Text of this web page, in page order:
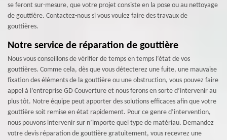
se feront sur-mesure, que votre projet consiste en la pose ou au nettoyage
de gouttière. Contactez-nous si vous voulez faire des travaux de
gouttières.
Notre service de réparation de gouttière
Nous vous conseillons de vérifier de temps en temps l’état de vos
gouttières. Comme cela, dès que vous détecterez une fuite, une mauvaise
fixation des éléments de la gouttière ou une obstruction, vous pouvez faire
appel à l’entreprise GD Couverture et nous ferons en sorte d’intervenir au
plus tôt. Notre équipe peut apporter des solutions efficaces afin que votre
gouttière soit remise en état rapidement. Pour ce genre d’intervention,
nous pouvons intervenir sur n’importe quel type de matériau. Demandez
votre devis réparation de gouttière gratuitement, vous recevrez une